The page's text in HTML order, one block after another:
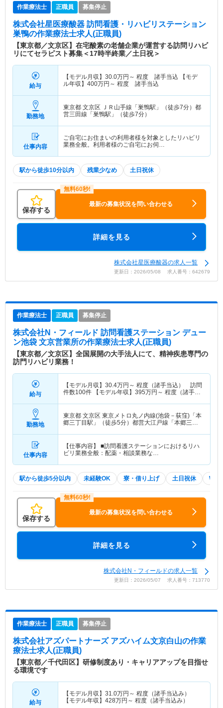
作業療法士 正職員 募集停止
株式会社星医療酸器 訪問看護・リハビリステーション
巣鴨の作業療法士求人(正職員)
【東京都／文京区】在宅酸素の老舗企業が運営する訪問リハビ
リにてセラピスト募集＜17時半終業／土日祝＞
給与
【モデル月収】 30.0万円～ 程度 諸手当込 【モデ
ル年収】 400万円～ 程度 諸手当込
勤務地
東京都 文京区 ＪＲ山手線「巣鴨駅」（徒歩7分）都
営三田線「巣鴨駅」（徒歩7分）
仕事内容
ご自宅にお住まいの利用者様を対象としたリハビリ
業務全般。利用者様のご自宅にお伺…
駅から徒歩10分以内 残業少なめ 土日祝休
保存する
最新の募集状況を問い合わせる
詳細を見る
株式会社星医療酸器の求人一覧
更新日：2026/05/08 求人番号：642679
作業療法士 正職員 募集停止
株式会社N・フィールド 訪問看護ステーション デュー
ン池袋 文京営業所の作業療法士求人(正職員)
【東京都／文京区】全国展開の大手法人にて、精神疾患専門の
訪門リハビリ業務！
給与
【モデル月収】 30.4万円～ 程度（諸手当込） 訪問
件数100件 【モデル年収】 395万円～ 程度（諸手当
勤務地
東京都 文京区 東京メトロ丸ノ内線(池袋－荻窪)「本
郷三丁目駅」（徒歩5分）都営大江戸線「本郷三丁
仕事内容
【仕事内容】 ■訪問看護ステーションにおけるリハ
ビリ業務全般：配薬・相談業務な…
駅から徒歩5分以内 未経験OK 寮・借り上げ 土日祝休
保存する
最新の募集状況を問い合わせる
詳細を見る
株式会社N・フィールドの求人一覧
更新日：2026/05/07 求人番号：713770
作業療法士 正職員 募集停止
株式会社アズパートナーズ アズハイム文京白山の作業
療法士求人(正職員)
【東京都／千代田区】研修制度あり・キャリアアップを目指せ
る環境です
給与
【モデル月収】 31.0万円～ 程度（諸手当込み）
【モデル年収】 428万円～ 程度（諸手当込み）